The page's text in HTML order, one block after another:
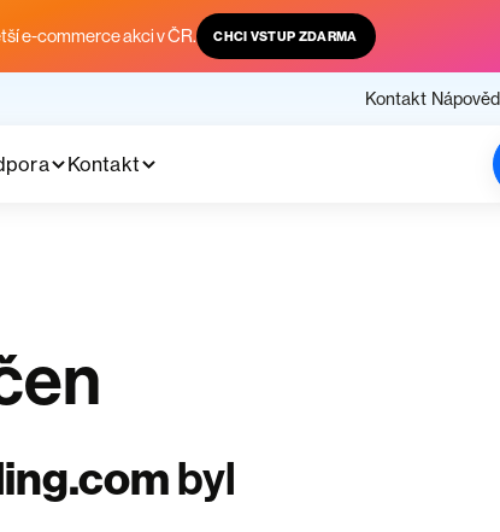
e-commerce akci v ČR. CHCI VSTUP ZDARMA
Kontakt
Kontakt
byl